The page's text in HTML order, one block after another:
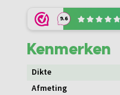
9.6
Kenmerken
Dikte
Afmeting